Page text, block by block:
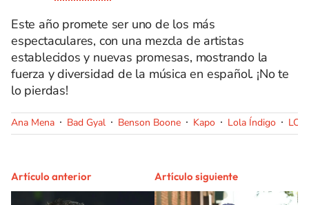
Este año promete ser uno de los más
espectaculares, con una mezcla de artistas
establecidos y nuevas promesas, mostrando la
fuerza y diversidad de la música en español. ¡No te
lo pierdas!
Ana Mena Bad Gyal Benson Boone Kapo Lola Índigo
Artículo anterior Artículo siguiente